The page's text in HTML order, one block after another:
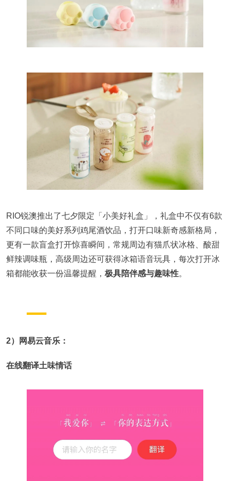
RIO锐澳推出了七夕限定「小美好礼盒」，礼盒中不仅有6款
不同口味的美好系列鸡尾酒饮品，打开口味新奇感新格局，
更有一款盲盒打开惊喜瞬间，常规周边有猫爪状冰格、酸甜
鲜辣调味瓶，高级周边还可获得冰箱语音玩具，每次打开冰
箱都能收获一份温馨提醒， 极具陪伴感与趣味性。
2）网易云音乐：
在线翻译土味情话